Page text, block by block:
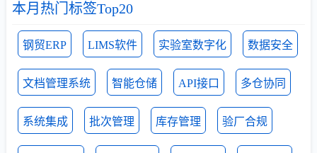
本月热门标签Top20
钢贸ERP LIMS软件 实验室数字化 数据安全
文档管理系统 智能仓储 API接口 多仓协同
系统集成 批次管理 库存管理 验厂合规